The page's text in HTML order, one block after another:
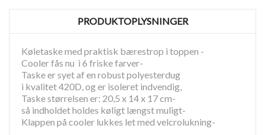
PRODUKTOPLYSNINGER
Køletaske med praktisk bærestrop i toppen -
Cooler fås nu i 6 friske farver-
Taske er syet af en robust polyesterdug
i kvalitet 420D, og er isoleret indvendig,
Taske størrelsen er: 20,5 x 14 x 17 cm-
så indholdet holdes køligt længst muligt-
Klappen på cooler lukkes let med velcrolukning-